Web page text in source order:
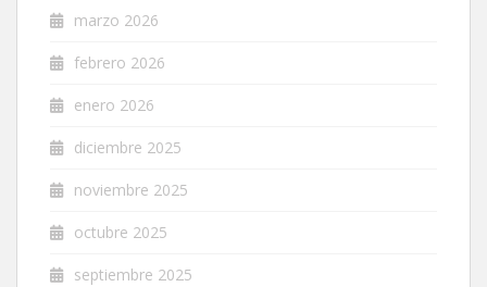
marzo 2026
febrero 2026
enero 2026
diciembre 2025
noviembre 2025
octubre 2025
septiembre 2025